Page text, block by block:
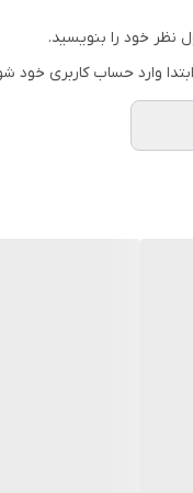
نظر خود را بنویسید.
وارد حساب کاربری خود